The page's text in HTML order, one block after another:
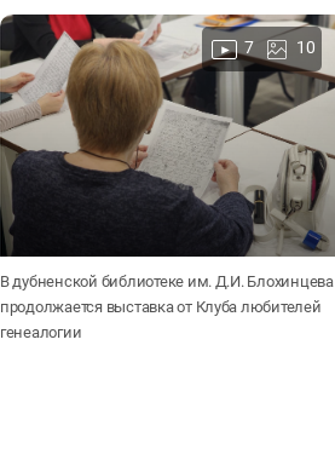
7 10
В дубненской библиотеке им. Д.И. Блохинцева
продолжается выставка от Клуба любителей
генеалогии